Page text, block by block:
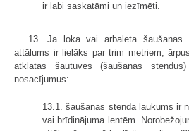
ir labi saskatāmi un iezīmēti.
13. Ja loka vai arbaleta šaušanas
attālums ir lielāks par trim metriem,
atklātās šautuves (šaušanas
nosacījumus:
13.1. šaušanas stenda laukums ir
vai brīdinājuma lentēm.